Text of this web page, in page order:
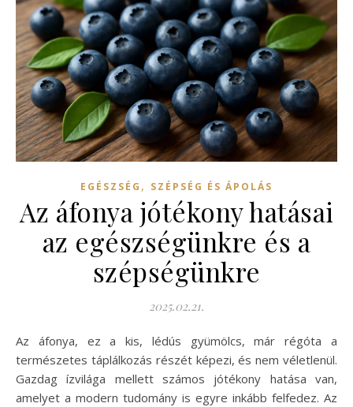
EGÉSZSÉG , SZÉPSÉG ÉS ÁPOLÁS
Az áfonya jótékony hatásai
az egészségünkre és a
szépségünkre
2025.02.21.
Az áfonya, ez a kis, lédús gyümölcs, már régóta a
természetes táplálkozás részét képezi, és nem véletlenül.
Gazdag ízvilága mellett számos jótékony hatása van,
amelyet a modern tudomány is egyre inkább felfedez. Az